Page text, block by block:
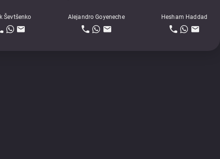
Ševtšenko Alejandro Goyeneche Hesham Haddad